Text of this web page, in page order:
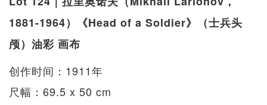
1881-1964）《Head of a Soldier》（士兵头
颅）油彩 画布
创作时间：1911年
尺幅：69.5 x 50 cm